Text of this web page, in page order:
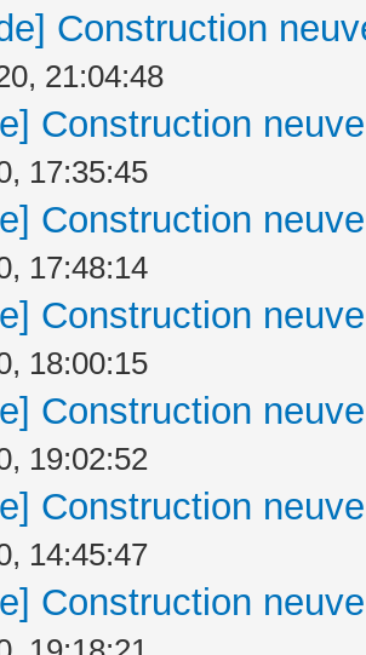
Construction
21:04:48
Construction
17:35:45
Construction
17:48:14
Construction
18:00:15
Construction
19:02:52
Construction
14:45:47
Construction